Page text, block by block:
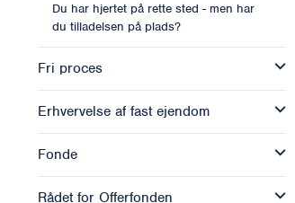
Du har hjertet på rette sted - men har
du tilladelsen på plads?
Fri proces
Erhvervelse af fast ejendom
Fonde
Rådet for Offerfonden